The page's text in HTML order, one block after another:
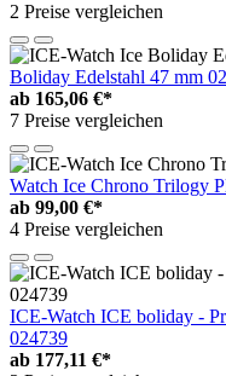
2 Preise vergleichen
Boliday Edelstahl 47 mm
ab 165,06 €*
7 Preise vergleichen
Watch Ice Chrono Trilogy
ab 99,00 €*
4 Preise vergleichen
ICE-Watch ICE boliday -
024739
ab 177,11 €*